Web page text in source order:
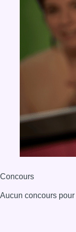
Concours
Aucun concours